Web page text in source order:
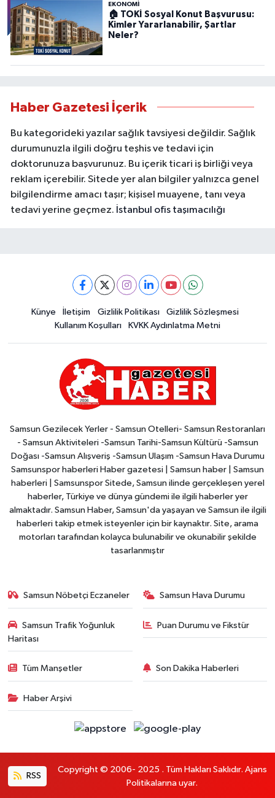
EKONOMİ
🏠 TOKİ Sosyal Konut Başvurusu:
Kimler Yararlanabilir, Şartlar
Neler?
Haber Gazetesi İçerik
Bu kategorideki yazılar sağlık tavsiyesi değildir. Sağlık
durumunuzla ilgili doğru teşhis ve tedavi için
doktorunuza başvurunuz. Bu içerik ticari iş birliği veya
reklam içerebilir. Sitede yer alan bilgiler yalnızca genel
bilgilendirme amacı taşır; kişisel muayene, tanı veya
tedavi yerine geçmez. İstanbul ofis taşımacılığı
Künye İletişim Gizlilik Politikası
Gizlilik Sözleşmesi
Kullanım Koşulları
KVKK Aydınlatma Metni
Samsun Gezilecek Yerler - Samsun Otelleri- Samsun Restoranları
- Samsun Aktiviteleri -Samsun Tarihi-Samsun Kültürü -Samsun
Doğası -Samsun Alışveriş -Samsun Ulaşım -Samsun Hava Durumu
Samsunspor haberleri Haber gazetesi | Samsun haber | Samsun
haberleri | Samsunspor Sitede, Samsun ilinde gerçekleşen yerel
haberler, Türkiye ve dünya gündemi ile ilgili haberler yer
almaktadır. Samsun Haber, Samsun'da yaşayan ve Samsun ile ilgili
haberleri takip etmek isteyenler için bir kaynaktır. Site, arama
motorları tarafından kolayca bulunabilir ve okunabilir şekilde
tasarlanmıştır
Samsun Nöbetçi Eczaneler Samsun Hava Durumu
Samsun Trafik Yoğunluk
Haritası
Puan Durumu ve Fikstür
Tüm Manşetler Son Dakika Haberleri
Haber Arşivi
RSS
Copyright © 2006- 2025 . Tüm Hakları Saklıdır. Ajans
Politikalarına uyar.